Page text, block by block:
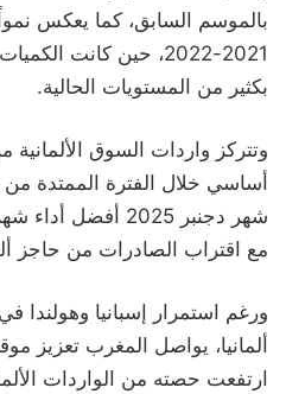
بالموسم السابق، كما يعكس
2021-2022، حين كانت
بكثير من المستويات الحالية.
وتتركز واردات السوق
أساسي خلال الفترة الممتدة من
شهر دجنبر 2025
مع اقتراب الصادرات من حاجز
ورغم استمرار إسبانيا وهولندا
ألمانيا، يواصل المغرب تعزيز